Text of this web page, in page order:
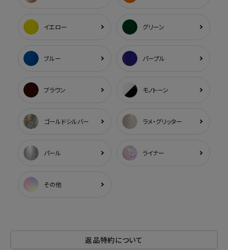
イエロー グリーン
ブルー パープル
ブラウン モノトーン
ゴールドシルバー ラメ・グリッター
パール ライナー
その他
返品特約について